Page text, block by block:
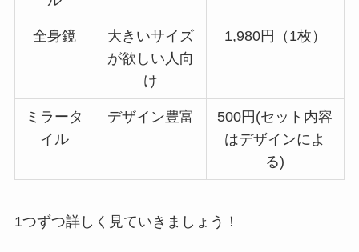
全身鏡
大きいサイズ
が欲しい人向
け
1,980円（1枚）
ミラータ
イル
デザイン豊富
500円(セット内容
はデザインによ
る)
1つずつ詳しく見ていきましょう！